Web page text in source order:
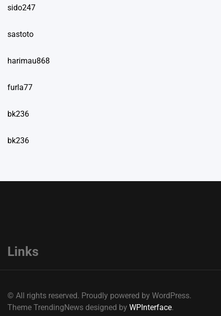
sido247
sastoto
harimau868
furla77
bk236
bk236
Links
© All rights reserved. Proudly powered by WordPress.
Theme TrendingNews designed by WPInterface.